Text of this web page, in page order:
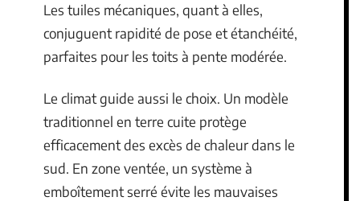
Les tuiles mécaniques, quant à elles,
conjuguent rapidité de pose et étanchéité,
parfaites pour les toits à pente modérée.
Le climat guide aussi le choix. Un modèle
traditionnel en terre cuite protège
efficacement des excès de chaleur dans le
sud. En zone ventée, un système à
emboîtement serré évite les mauvaises